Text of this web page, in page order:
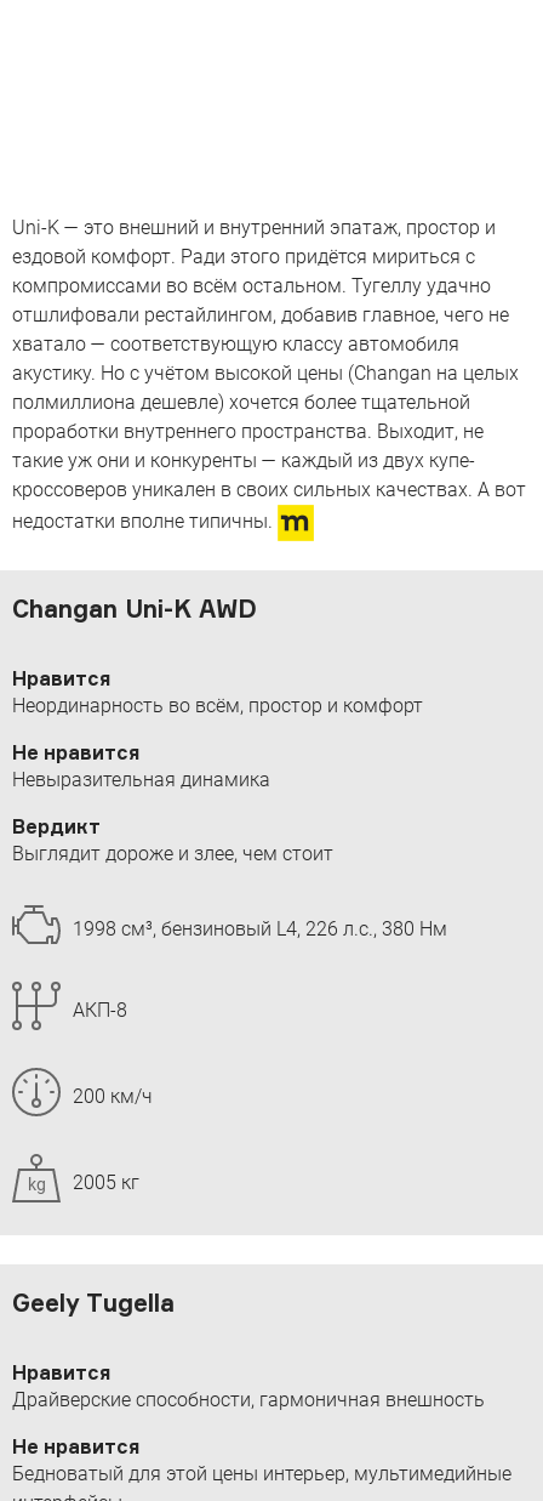
Uni-K — это внешний и внутренний эпатаж, простор и
ездовой комфорт. Ради этого придётся мириться с
компромиссами во всём остальном. Тугеллу удачно
отшлифовали рестайлингом, добавив главное, чего не
хватало — соответствующую классу автомобиля
акустику. Но с учётом высокой цены (Changan на целых
полмиллиона дешевле) хочется более тщательной
проработки внутреннего пространства. Выходит, не
такие уж они и конкуренты — каждый из двух купе-
кроссоверов уникален в своих сильных качествах. А вот
недостатки вполне типичны.
Changan Uni-K AWD
Нравится
Неординарность во всём, простор и комфорт
Не нравится
Невыразительная динамика
Вердикт
Выглядит дороже и злее, чем стоит
1998 см³, бензиновый L4, 226 л.с., 380 Нм
АКП-8
200 км/ч
kg 2005 кг
Geely Tugella
Нравится
Драйверские способности, гармоничная внешность
Не нравится
Бедноватый для этой цены интерьер, мультимедийные